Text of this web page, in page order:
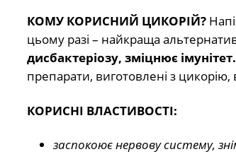
КОМУ КОРИСНИЙ ЦИКОРІЙ?
цьому разі – найкраща
дисбактеріозу, зміцнює імунітет.
препарати, виготовлені з
КОРИСНІ ВЛАСТИВОСТІ:
заспокоює нервову систему,